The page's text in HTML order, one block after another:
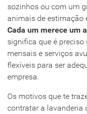
sozinhos ou com um
animais de estimação
Cada um merece um
significa que é
mensais e serviços
flexíveis para ser
empresa.
Os motivos que te
contratar a lavanderia